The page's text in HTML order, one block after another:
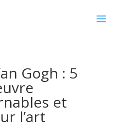
Gogh : 5
et
l’art